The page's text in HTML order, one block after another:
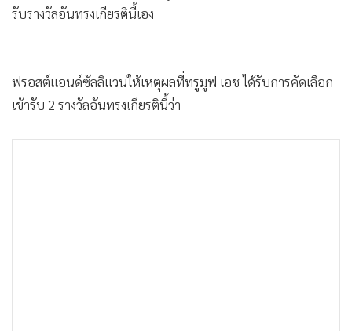
รับรางวัลอันทรงเกียรตินี้เอง
ฟรอสต์แอนด์ซัลลิแวนให้เหตุผลที่ทรูมูฟ เอช ได้รับการคัดเลือก
เข้ารับ 2 รางวัลอันทรงเกียรตินี้ว่า